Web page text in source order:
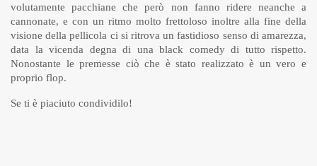
volutamente pacchiane che però non fanno ridere neanche a
cannonate, e con un ritmo molto frettoloso inoltre alla fine della
visione della pellicola ci si ritrova un fastidioso senso di amarezza,
data la vicenda degna di una black comedy di tutto rispetto.
Nonostante le premesse ciò che è stato realizzato è un vero e
proprio flop.
Se ti è piaciuto condividilo!